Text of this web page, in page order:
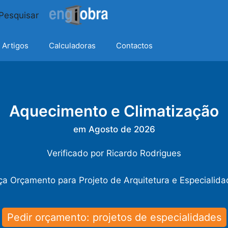
Artigos Calculadoras Contactos
Aquecimento e Climatização
em Agosto de 2026
Verificado por Ricardo Rodrigues
Orçamento para Projeto de Arquitetura e
Pedir orçamento: projetos de especialidades